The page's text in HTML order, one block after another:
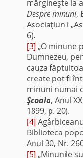
mărgineşte la
Despre minuni,
Asociaţiunii
6).
[3] „O minune
Dumnezeu,
cauza
create pot fi
minuni numai
Şcoala, Anul
1899, p. 20).
[4]
Biblioteca
Anul 30, Nr.
[5] „Minunile